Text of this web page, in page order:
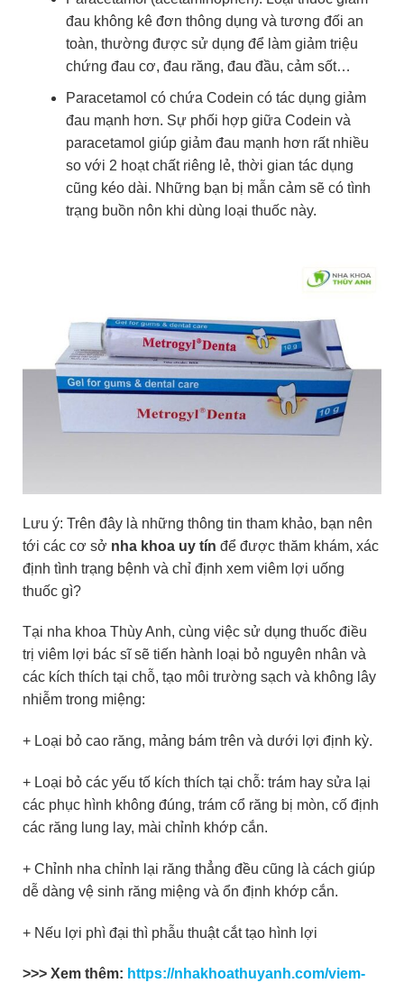
đau không kê đơn thông dụng và tương đối an
toàn, thường được sử dụng để làm giảm triệu
chứng đau cơ, đau răng, đau đầu, cảm sốt…
Paracetamol có chứa Codein có tác dụng giảm
đau mạnh hơn. Sự phối hợp giữa Codein và
paracetamol giúp giảm đau mạnh hơn rất nhiều
so với 2 hoạt chất riêng lẻ, thời gian tác dụng
cũng kéo dài. Những bạn bị mẫn cảm sẽ có tình
trạng buồn nôn khi dùng loại thuốc này.
Lưu ý: Trên đây là những thông tin tham khảo, bạn nên
tới các cơ sở nha khoa uy tín để được thăm khám, xác
định tình trạng bệnh và chỉ định xem viêm lợi uống
thuốc gì?
Tại nha khoa Thùy Anh, cùng việc sử dụng thuốc điều
trị viêm lợi bác sĩ sẽ tiến hành loại bỏ nguyên nhân và
các kích thích tại chỗ, tạo môi trường sạch và không lây
nhiễm trong miệng:
+ Loại bỏ cao răng, mảng bám trên và dưới lợi định kỳ.
+ Loại bỏ các yếu tố kích thích tại chỗ: trám hay sửa lại
các phục hình không đúng, trám cổ răng bị mòn, cố định
các răng lung lay, mài chỉnh khớp cắn.
+ Chỉnh nha chỉnh lại răng thẳng đều cũng là cách giúp
dễ dàng vệ sinh răng miệng và ổn định khớp cắn.
+ Nếu lợi phì đại thì phẫu thuật cắt tạo hình lợi
>>> Xem thêm: https://nhakhoathuyanh.com/viem-